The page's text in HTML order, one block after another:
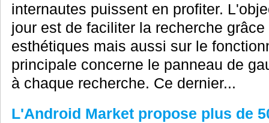
internautes puissent en profiter.
jour est de faciliter la recherche
esthétiques mais aussi sur le
principale concerne le panneau de
à chaque recherche. Ce dernier...
L'Android Market propose plus de